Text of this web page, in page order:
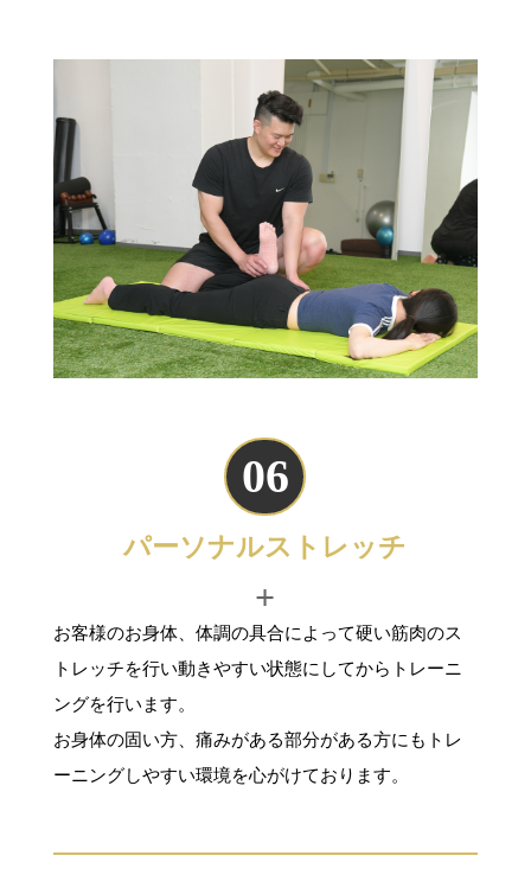
06
パーソナルストレッチ
+
お客様のお身体、体調の具合によって硬い筋肉のス
トレッチを行い動きやすい状態にしてからトレーニ
ングを行います。
お身体の固い方、痛みがある部分がある方にもトレ
ーニングしやすい環境を心がけております。